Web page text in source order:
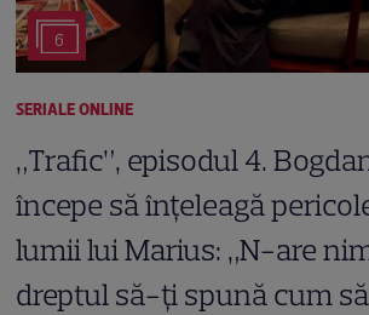
6
SERIALE ONLINE
„Trafic”, episodul 4.
începe să înțeleagă
lumii lui Marius: „N-are
dreptul să-ți spună cum să